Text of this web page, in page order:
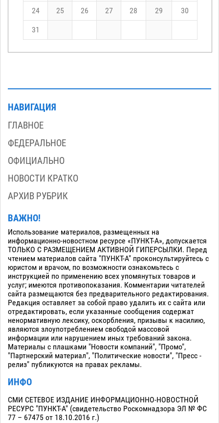
24 25 26 27 28 29 30
31
НАВИГАЦИЯ
ГЛАВНОЕ
ФЕДЕРАЛЬНОЕ
ОФИЦИАЛЬНО
НОВОСТИ КРАТКО
АРХИВ РУБРИК
ВАЖНО!
Использование материалов, размещенных на
информационно-новостном ресурсе «ПУНКТ-А», допускается
ТОЛЬКО С РАЗМЕЩЕНИЕМ АКТИВНОЙ ГИПЕРСЫЛКИ. Перед
чтением материалов сайта "ПУНКТ-А" проконсультируйтесь с
юристом и врачом, по возможности ознакомьтесь с
инструкцией по применению всех упомянутых товаров и
услуг; имеются противопоказания. Комментарии читателей
сайта размещаются без предварительного редактирования.
Редакция оставляет за собой право удалить их с сайта или
отредактировать, если указанные сообщения содержат
ненормативную лексику, оскорбления, призывы к насилию,
являются злоупотреблением свободой массовой
информации или нарушением иных требований закона.
Материалы с плашками "Новости компаний", "Промо",
"Партнерский материал", "Политические новости", "Пресс -
релиз" публикуются на правах рекламы.
ИНФО
СМИ СЕТЕВОЕ ИЗДАНИЕ ИНФОРМАЦИОННО-НОВОСТНОЙ
РЕСУРС "ПУНКТ-А" (свидетельство Роскомнадзора ЭЛ № ФС
77 – 67475 от 18.10.2016 г.)